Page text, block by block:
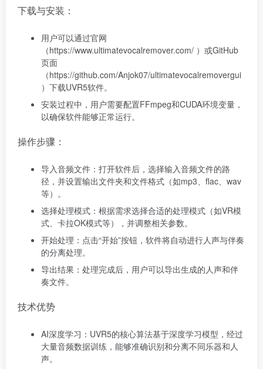
下载与安装：
用户可以通过官网
（https://www.ultimatevocalremover.com/ ）或GitHub
页面
（https://github.com/Anjok07/ultimatevocalremovergui
）下载UVR5软件。
安装过程中，用户需要配置FFmpeg和CUDA环境变量，
以确保软件能够正常运行。
操作步骤：
导入音频文件：打开软件后，选择输入音频文件的路
径，并设置输出文件夹和文件格式（如mp3、flac、wav
等）。
选择处理模式：根据需求选择合适的处理模式（如VR模
式、卡拉OK模式等），并调整相关参数。
开始处理：点击“开始”按钮，软件将自动进行人声与伴奏
的分离处理。
导出结果：处理完成后，用户可以导出生成的人声和伴
奏文件。
技术优势
AI深度学习：UVR5的核心算法基于深度学习模型，经过
大量音频数据训练，能够准确识别和分离不同乐器和人
声。